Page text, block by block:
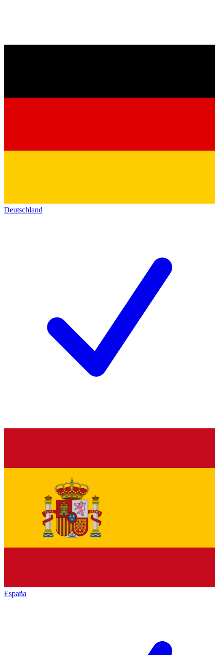
Deutschland
España